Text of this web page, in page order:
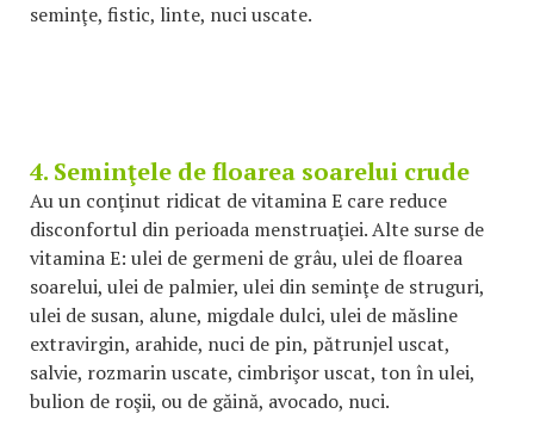
seminţe, fistic, linte, nuci uscate.
4. Seminţele de floarea soarelui crude
Au un conţinut ridicat de vitamina E care reduce
disconfortul din perioada menstruaţiei. Alte surse de
vitamina E: ulei de germeni de grâu, ulei de floarea
soarelui, ulei de palmier, ulei din seminţe de struguri,
ulei de susan, alune, migdale dulci, ulei de măsline
extravirgin, arahide, nuci de pin, pătrunjel uscat,
salvie, rozmarin uscate, cimbrişor uscat, ton în ulei,
bulion de roşii, ou de găină, avocado, nuci.